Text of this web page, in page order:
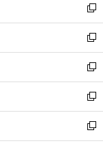
く
で
開
く
ド
ウ
で
開
く
ィ
ン
ド
ウ
で
開
く
い
ウ
ィ
ン
ド
ウ
で
開
く
新
し
い
ウ
ィ
ン
ド
ウ
で
開
新
し
い
ウ
ィ
ン
ド
ウ
新
し
い
ウ
ィ
ン
新
し
い
ウ
新
し